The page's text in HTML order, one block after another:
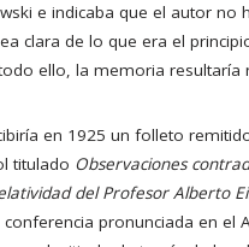
e indicaba que el autor no
clara de lo que era el
ello, la memoria resultaría
en 1925 un folleto
titulado Observaciones
del Profesor Alberto
pronunciada en el